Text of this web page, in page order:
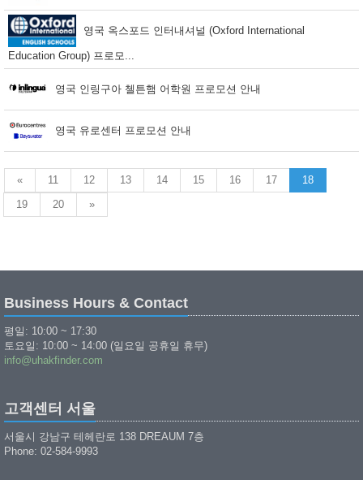
영국 옥스포드 인터내셔널 (Oxford International
Education Group) 프로모...
영국 인링구아 첼튼햄 어학원 프로모션 안내
영국 유로센터 프로모션 안내
« 11 12 13 14 15 16 17
18
19
20 »
Business Hours & Contact
평일: 10:00 ~ 17:30
토요일: 10:00 ~ 14:00 (일요일 공휴일 휴무)
info@uhakfinder.com
고객센터 서울
서울시 강남구 테헤란로 138 DREAUM 7층
Phone: 02-584-9993